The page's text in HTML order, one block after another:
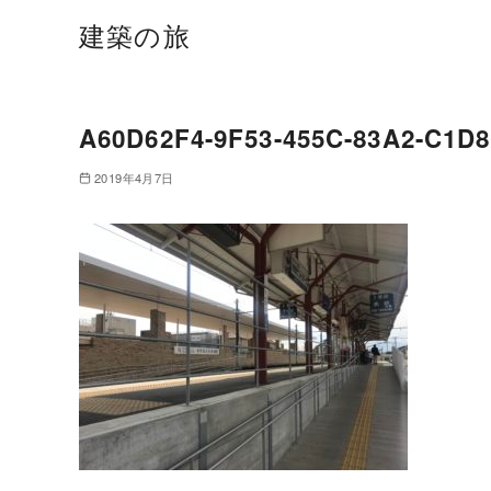
建築の旅
A60D62F4-9F53-455C-83A2-
2019年4月7日